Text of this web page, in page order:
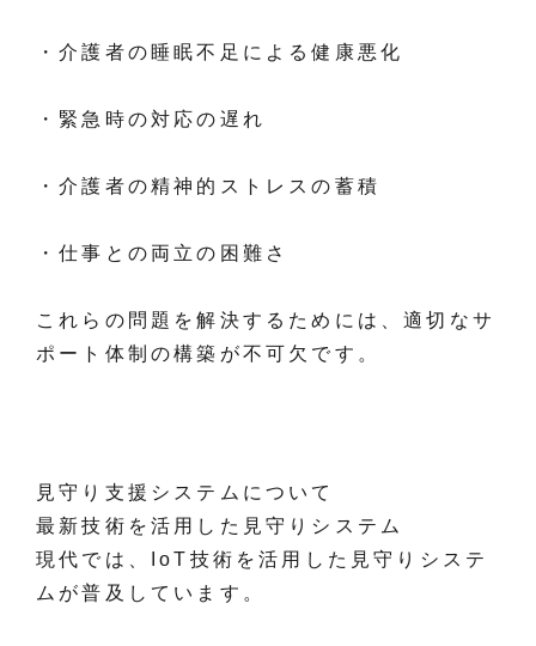
・介護者の睡眠不足による健康悪化
・緊急時の対応の遅れ
・介護者の精神的ストレスの蓄積
・仕事との両立の困難さ
これらの問題を解決するためには、適切なサ
ポート体制の構築が不可欠です。
見守り支援システムについて
最新技術を活用した見守りシステム
現代では、IoT技術を活用した見守りシステ
ムが普及しています。